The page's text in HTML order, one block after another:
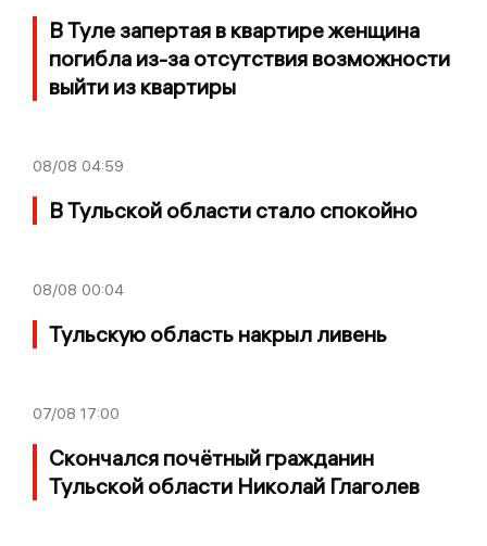
В Туле запертая в квартире женщина
погибла из-за отсутствия возможности
выйти из квартиры
08/08 04:59
В Тульской области стало спокойно
08/08 00:04
Тульскую область накрыл ливень
07/08 17:00
Скончался почётный гражданин
Тульской области Николай Глаголев